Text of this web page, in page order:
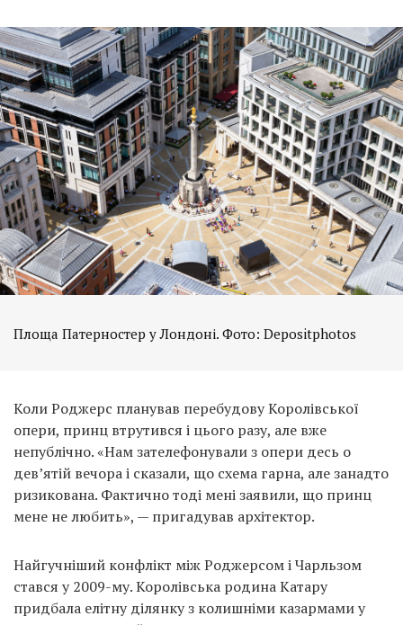
Площа Патерностер у Лондоні. Фото: Depositphotos
Коли Роджерс планував перебудову Королівської
опери, принц втрутився і цього разу, але вже
непублічно. «Нам зателефонували з опери десь о
дев’ятій вечора і сказали, що схема гарна, але занадто
ризикована. Фактично тоді мені заявили, що принц
мене не любить», — пригадував архітектор.
Найгучніший конфлікт між Роджерсом і Чарльзом
стався у 2009-му. Королівська родина Катару
придбала елітну ділянку з колишніми казармами у